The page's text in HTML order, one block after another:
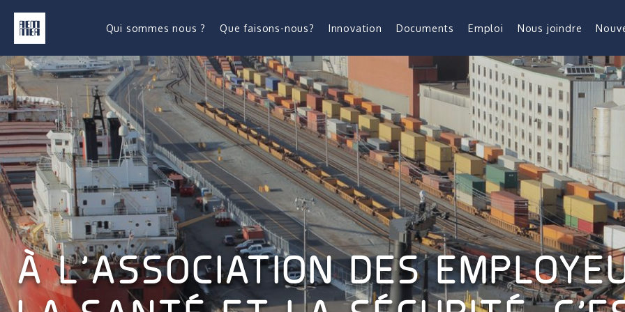
Qui sommes nous ? Que faisons-nous? Innovation Documents Emploi Nous joindre
À L’ASSOCIATION DES